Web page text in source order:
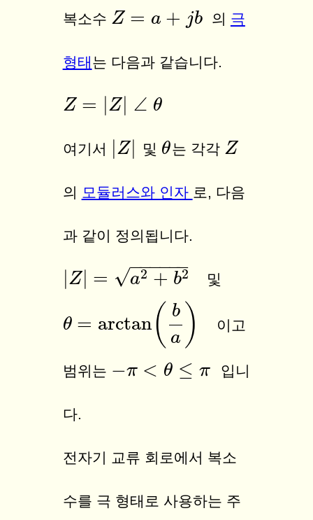
복소수 Z = a + jb
Z= a+ b 의 극
형태는 다음과 같습니다.
Z = |Z| ∠ θ
Z= |Z| ∠θ
여기서 |Z|
Z| 및 θ
θ는 각각 Z
Z
의 모듈러스와 인자 로, 다음
과 같이 정의됩니다.
|Z| = a2 + b2
− −
−−−−
√
Z|= a2 +b2 및
θ = arctan(
b
a )
θ=arctan(ba) 이고
범위는 −π < θ ≤ π
−π< θ≤ π 입니
다.
전자기 교류 회로에서 복소
수를 극 형태로 사용하는 주